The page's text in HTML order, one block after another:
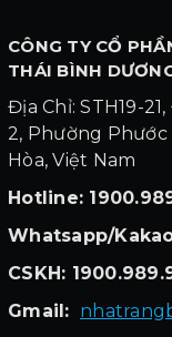
CÔNG TY CỔ
THÁI BÌNH
Địa Chỉ: STH19-
2, Phường Phước
Hòa, Việt Nam
Hotline:
Whatsapp/
CSKH:
Gmail: